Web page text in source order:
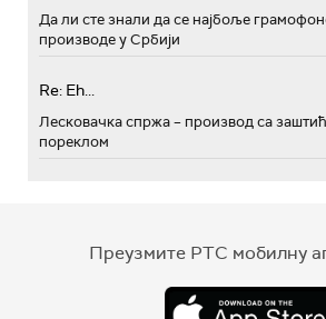
Да ли сте знали да се најбоље
производе у Србији
Re: Eh...
Лесковачка спржа – производ са
пореклом
Преузмите РТС мобилну